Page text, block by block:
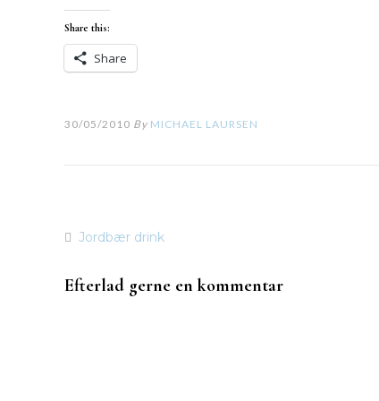
Share this:
Share
30/05/2010 By MICHAEL LAURSEN
Indlægsnavigation
Jordbær drink
Efterlad gerne en kommentar